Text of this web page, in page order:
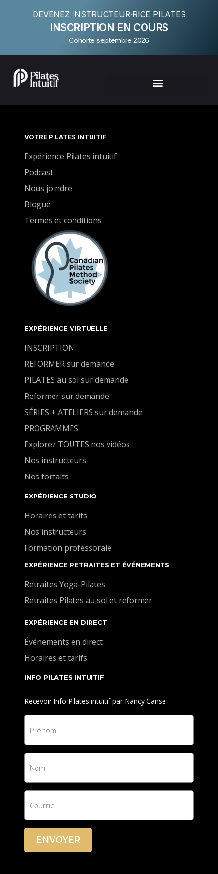
DEVENEZ INSTRUCTEUR·RICE PILATES
INSCRIPTION EN COURS
Cohorte septembre 2026
VOTRE PILATES INTUITIF
Expérience Pilates intuitif
Podcast
Nous joindre
Blogue
Termes et conditions
EXPÉRIENCE VIRTUELLE
INSCRIPTION
REFORMER sur demande
PILATES au sol sur demande
Reformer sur demande
SÉRIES + ATELIERS sur demande
PROGRAMMES
Explorez TOUTES nos vidéos
Nos instructeurs
Nos forfaits
EXPÉRIENCE STUDIO
Horaires et tarifs
Nos instructeurs
Formation professorale
EXPÉRIENCE RETRAITES ET ÉVÉNEMENTS
Retraites Yoga-Pilates
Retraites Pilates au sol et reformer
EXPÉRIENCE EN DIRECT
Événements en direct
Horaires et tarifs
INFO PILATES INTUITIF
Recevoir Info Pilates intuitif par Nancy Canse
ENVOYER